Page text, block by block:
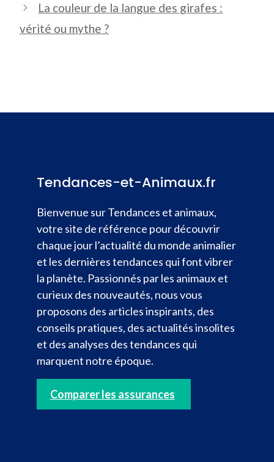
La couleur de la langue des girafes :
vérité ou mythe ?
Tendances-et-Animaux.fr
Bienvenue sur Tendances et animaux,
votre site de référence pour découvrir
chaque jour l’actualité du monde animalier
et les dernières tendances qui font vibrer
la planète. Passionnés par les animaux et
curieux des nouveautés, nous vous
proposons des articles inspirants, des
conseils pratiques, des actualités insolites
et des analyses des tendances qui
marquent notre époque.
Comparer les assurances